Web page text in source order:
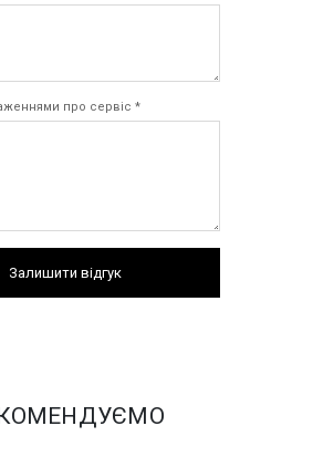
про сервіс *
Залишити відгук